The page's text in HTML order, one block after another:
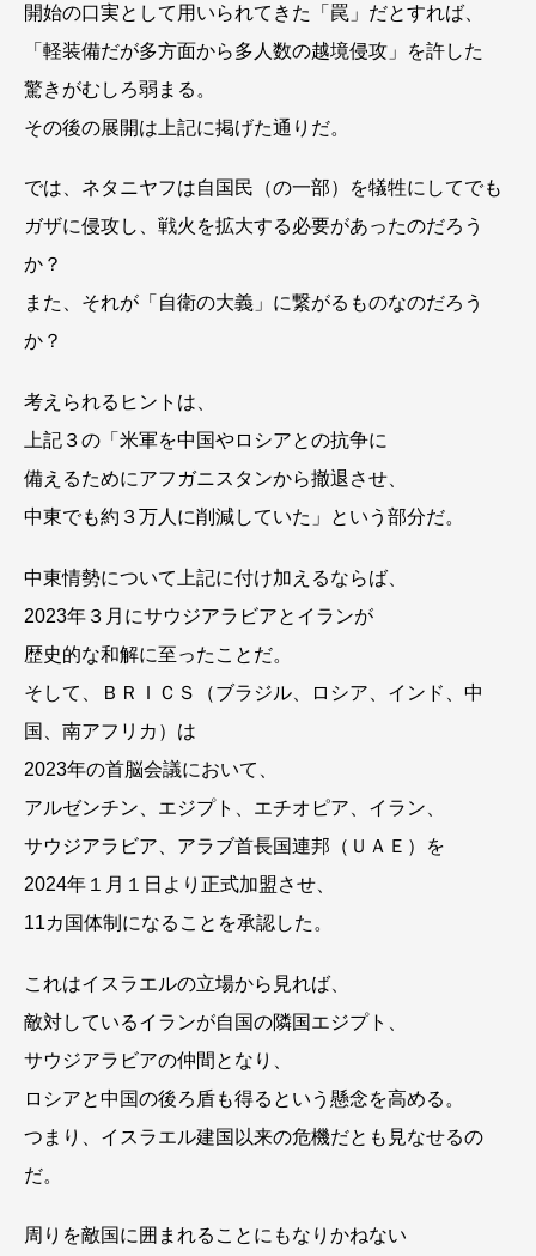
開始の口実として用いられてきた「罠」だとすれば、
「軽装備だが多方面から多人数の越境侵攻」を許した
驚きがむしろ弱まる。
その後の展開は上記に掲げた通りだ。
では、ネタニヤフは自国民（の一部）を犠牲にしてでも
ガザに侵攻し、戦火を拡大する必要があったのだろう
か？
また、それが「自衛の大義」に繋がるものなのだろう
か？
考えられるヒントは、
上記３の「米軍を中国やロシアとの抗争に
備えるためにアフガニスタンから撤退させ、
中東でも約３万人に削減していた」という部分だ。
中東情勢について上記に付け加えるならば、
2023年３月にサウジアラビアとイランが
歴史的な和解に至ったことだ。
そして、ＢＲＩＣＳ（ブラジル、ロシア、インド、中
国、南アフリカ）は
2023年の首脳会議において、
アルゼンチン、エジプト、エチオピア、イラン、
サウジアラビア、アラブ首長国連邦（ＵＡＥ）を
2024年１月１日より正式加盟させ、
11カ国体制になることを承認した。
これはイスラエルの立場から見れば、
敵対しているイランが自国の隣国エジプト、
サウジアラビアの仲間となり、
ロシアと中国の後ろ盾も得るという懸念を高める。
つまり、イスラエル建国以来の危機だとも見なせるの
だ。
周りを敵国に囲まれることにもなりかねない